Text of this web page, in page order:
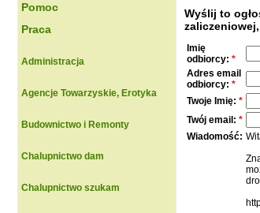
Pomoc
Praca
Administracja
Agencje Towarzyskie, Erotyka
Budownictwo i Remonty
Chalupnictwo dam
Chalupnictwo szukam
Wyślij to
Imię
odbiorcy: *
Adres email
odbiorcy: *
Twoje Imię: *
Twój email: *
Wiadomość: